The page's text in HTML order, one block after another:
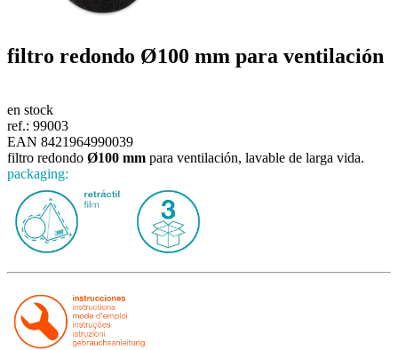
filtro redondo Ø100 mm para ventilación
en stock
ref.: 99003
EAN 8421964990039
filtro redondo Ø100 mm para ventilación, lavable de larga vida.
packaging: